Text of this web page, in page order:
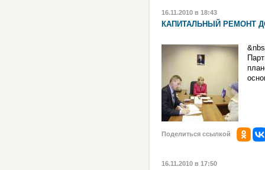
16.11.2010 в 18:43
КАПИТАЛЬНЫЙ РЕМОНТ
Поделиться ссылкой
16.11.2010 в 17:50